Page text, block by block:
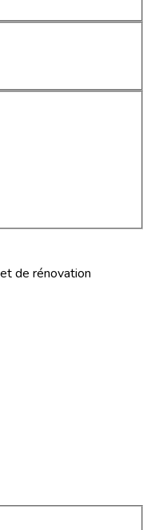
de rénovation